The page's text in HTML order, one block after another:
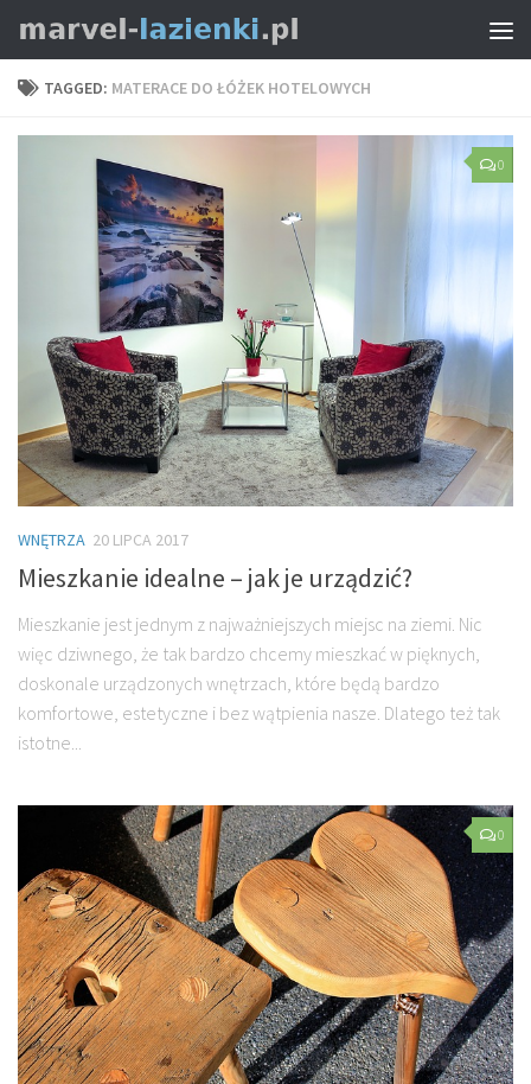
TAGGED: MATERACE DO ŁÓŻEK HOTELOWYCH
0
WNĘTRZA 20 LIPCA 2017
Mieszkanie idealne – jak je urządzić?
Mieszkanie jest jednym z najważniejszych miejsc na ziemi. Nic
więc dziwnego, że tak bardzo chcemy mieszkać w pięknych,
doskonale urządzonych wnętrzach, które będą bardzo
komfortowe, estetyczne i bez wątpienia nasze. Dlatego też tak
istotne...
0